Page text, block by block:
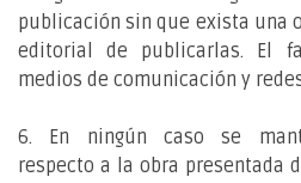
publicación sin que exista una
editorial de publicarlas. El
medios de comunicación y
6. En ningún caso se
respecto a la obra presentada